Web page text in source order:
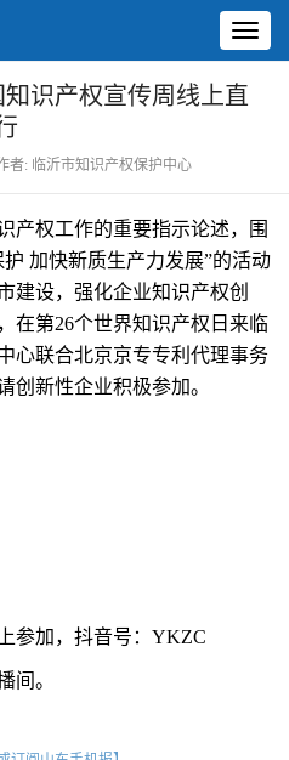
识产权宣传周线上直
: 临沂市知识产权保护中心
权工作的重要指示论述，围
加快新质生产力发展”的活动
建设，强化企业知识产权创
在第26个世界知识产权日来临
心联合北京京专专利代理事务
创新性企业积极参加。
加，抖音号：YKZC
。